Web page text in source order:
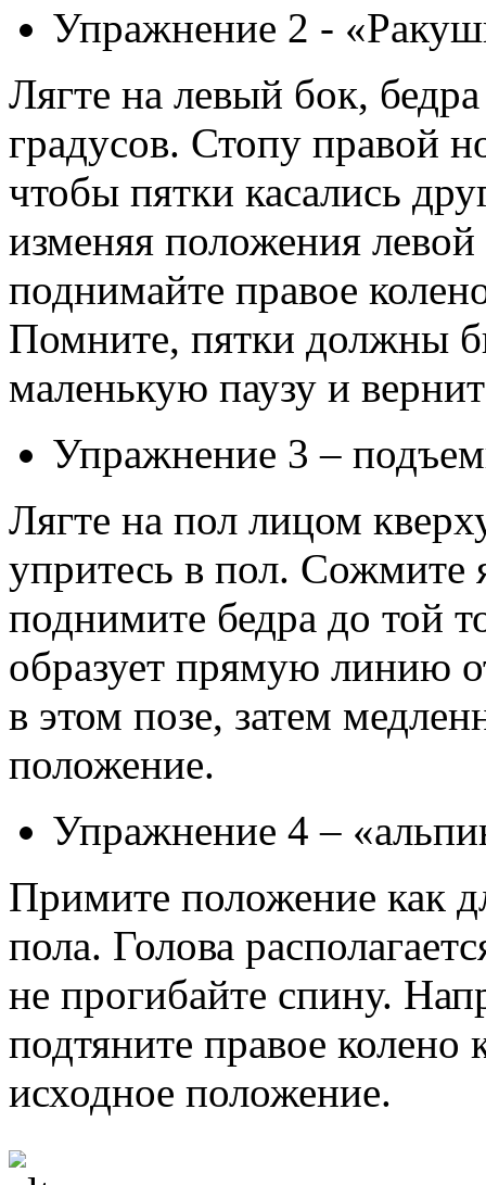
Упражнение 2 -
Лягте на левый бок,
градусов. Стопу правой
чтобы пятки касались
изменяя положения
поднимайте правое
Помните, пятки должны
маленькую паузу и
Упражнение 3 –
Лягте на пол лицом
упритесь в пол. Сожмите
поднимите бедра до той
образует прямую линию
в этом позе, затем
положение.
Упражнение 4 –
Примите положение как
пола. Голова
не прогибайте спину.
подтяните правое колено
исходное положение.